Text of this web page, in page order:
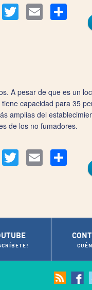
Twitter Email
A pesar de que es un
capacidad para 35
amplias del
de los no fumadores.
Twitter Email